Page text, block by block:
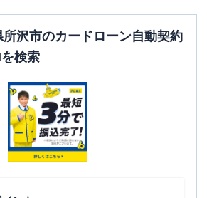
平日：-
土曜：-
日祝： -
✕
埼玉県所沢市日吉町2番2号 ときわやビ
ル2階
前店 無人契約コーナー
沢市のカードローン自動契約
検索